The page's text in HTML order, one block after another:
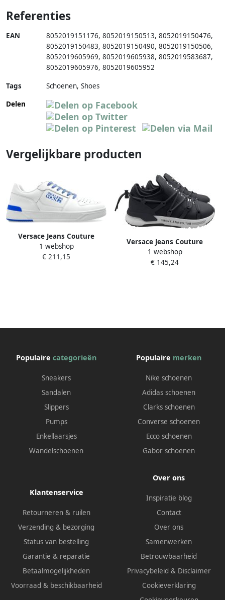
Referenties
EAN 8052019151176, 8052019150513, 8052019150476,
8052019150483, 8052019150490, 8052019150506,
8052019605969, 8052019605938, 8052019583687,
8052019605976, 8052019605952
Tags
Schoenen, Shoes
Delen
Vergelijkbare producten
Versace Jeans Couture
Sneakers met logo White
Heren
1 webshop
€ 211,15
Versace Jeans Couture
Sneakers laag 'FONDO
DYNAMIC'
1 webshop
€ 145,24
Populaire categorieën
Sneakers
Sandalen
Slippers
Pumps
Enkellaarsjes
Wandelschoenen
Populaire merken
Nike schoenen
Adidas schoenen
Clarks schoenen
Converse schoenen
Ecco schoenen
Gabor schoenen
Klantenservice
Retourneren & ruilen
Verzending & bezorging
Status van bestelling
Garantie & reparatie
Betaalmogelijkheden
Voorraad & beschikbaarheid
Over ons
Inspiratie blog
Contact
Over ons
Samenwerken
Betrouwbaarheid
Privacybeleid & Disclaimer
Cookieverklaring